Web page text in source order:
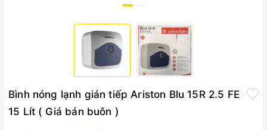
Bình nóng lạnh gián tiếp Ariston Blu 15R 2.5 FE
15 Lít ( Giá bán buôn )